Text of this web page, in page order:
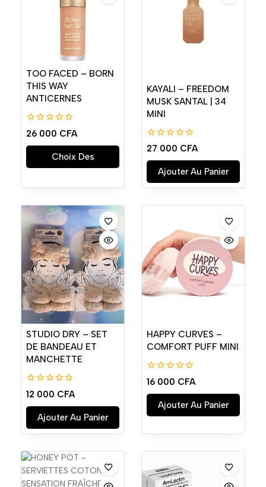
TOO FACED – BORN
THIS WAY
ANTICERNES
0
de
5
26 000 CFA
Choix Des
KAYALI – FREEDOM
MUSK SANTAL | 34
MINI
0
de
5
27 000 CFA
Ajouter Au Panier
STUDIO DRY – SET
DE BANDEAU ET
MANCHETTE
0
de
5
12 000 CFA
Ajouter Au Panier
HAPPY CURVES –
COMFORT PUFF MINI
0
de
5
16 000 CFA
Ajouter Au Panier